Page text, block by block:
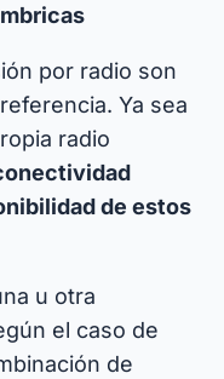
por radio son
Ya sea
radio
de estos
u otra
el caso de
de